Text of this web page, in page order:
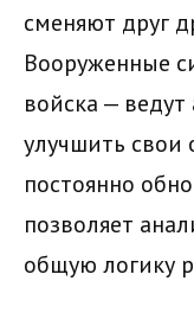
сменяют друг
Вооруженные
войска —
улучшить свои
постоянно
позволяет
общую логику